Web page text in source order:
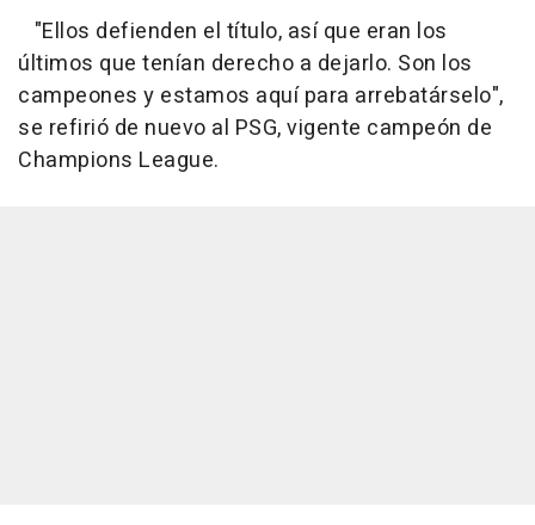
"Ellos defienden el título, así que eran los
últimos que tenían derecho a dejarlo. Son los
campeones y estamos aquí para arrebatárselo",
se refirió de nuevo al PSG, vigente campeón de
Champions League.